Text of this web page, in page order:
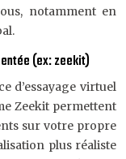
notamment en
(ex: zeekit)
d’essayage virtuel
Zeekit permettent
sur votre propre
plus réaliste